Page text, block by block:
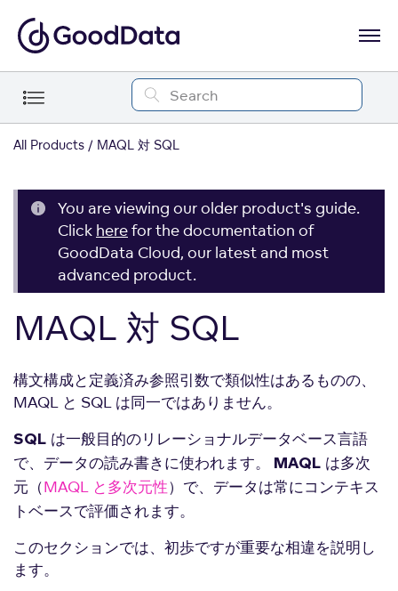
All Products MAQL 対 SQL
You are viewing our older product's guide.
Click herefor the documentation of
GoodData Cloud, our latest and most
advanced product.
MAQL 対 SQL
構文構成と定義済み参照引数で類似性はあるものの、
MAQL と SQL は同一ではありません。
SQL は一般目的のリレーショナルデータベース言語
で、データの読み書きに使われます。
MAQL は多次
元
（MAQL と多次元性）で、データは常にコンテキス
トベースで評価されます。
このセクションでは、初歩ですが重要な相違を説明し
ます。